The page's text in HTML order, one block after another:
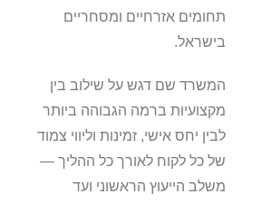
תחומים אזרחיים ומסחריים
בישראל.
המשרד שם דגש על שילוב בין
מקצועיות ברמה הגבוהה ביותר
לבין יחס אישי, זמינות וליווי צמוד
של כל לקוח לאורך כל ההליך —
משלב הייעוץ הראשוני ועד